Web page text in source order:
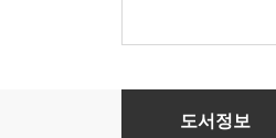
해커스 GSAT 삼성
도서정보